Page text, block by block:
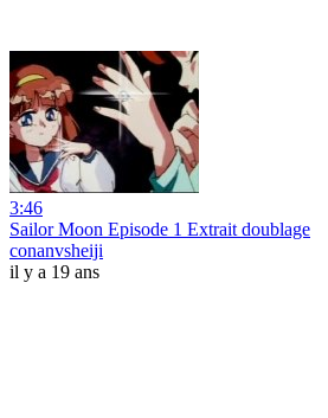
3:46
Sailor Moon Episode 1 Extrait doublage
conanvsheiji
il y a 19 ans